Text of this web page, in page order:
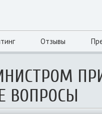
Отзывы
ВОПРОСЫ